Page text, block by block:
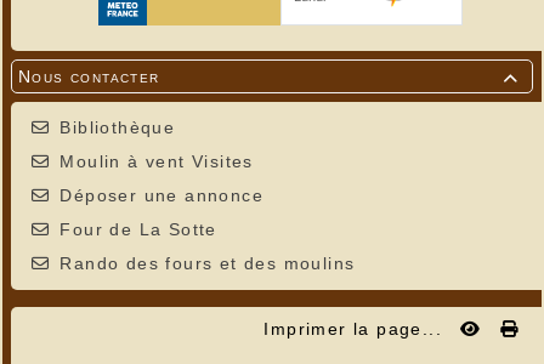

Nous contacter
Bibliothèque
Moulin à vent Visites
Déposer une annonce
Four de La Sotte
Rando des fours et des moulins
Imprimer la page...